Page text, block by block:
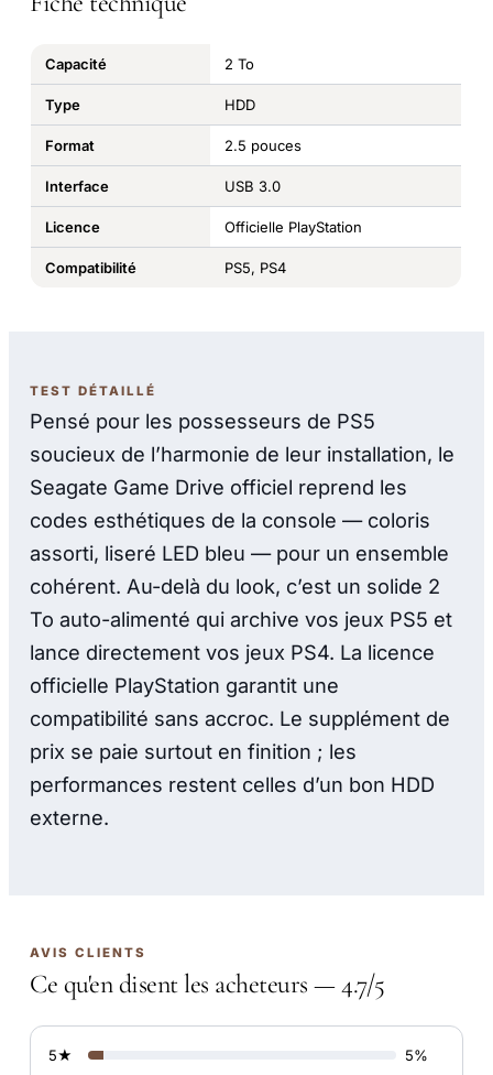
Capacité 2 To
Type HDD
Format 2.5 pouces
Interface USB 3.0
Licence Officielle PlayStation
Compatibilité PS5, PS4
TEST DÉTAILLÉ
Pensé pour les possesseurs de PS5
soucieux de l’harmonie de leur installation, le
Seagate Game Drive officiel reprend les
codes esthétiques de la console — coloris
assorti, liseré LED bleu — pour un ensemble
cohérent. Au-delà du look, c’est un solide 2
To auto-alimenté qui archive vos jeux PS5 et
lance directement vos jeux PS4. La licence
officielle PlayStation garantit une
compatibilité sans accroc. Le supplément de
prix se paie surtout en finition ; les
performances restent celles d’un bon HDD
externe.
AVIS CLIENTS
Ce qu'en disent les acheteurs — 4.7/5
5★
5%